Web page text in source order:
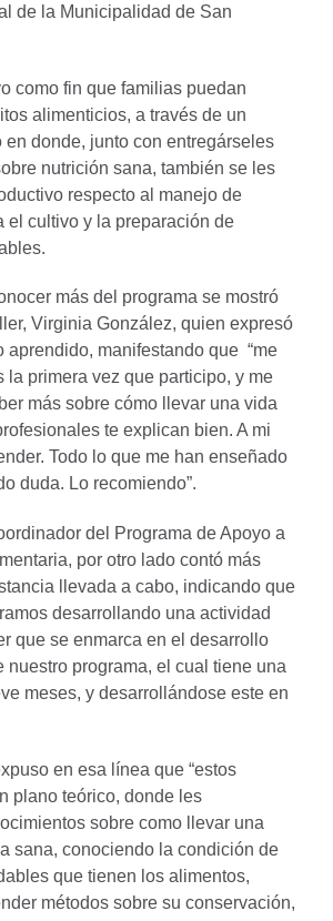
de la Municipalidad de San
como fin que familias puedan
alimenticios, a través de un
en donde, junto con entregárseles
nutrición sana, también se les
respecto al manejo de
el cultivo y la preparación de
más del programa se mostró
Virginia González, quien expresó
aprendido, manifestando que “me
la primera vez que participo, y me
más sobre cómo llevar una vida
te explican bien. A mi
Todo lo que me han enseñado
duda. Lo recomiendo”.
del Programa de Apoyo a
por otro lado contó más
llevada a cabo, indicando que
desarrollando una actividad
que se enmarca en el desarrollo
nuestro programa, el cual tiene una
meses, y desarrollándose este en
en esa línea que “estos
plano teórico, donde les
sobre como llevar una
sana, conociendo la condición de
que tienen los alimentos,
métodos sobre su conservación,